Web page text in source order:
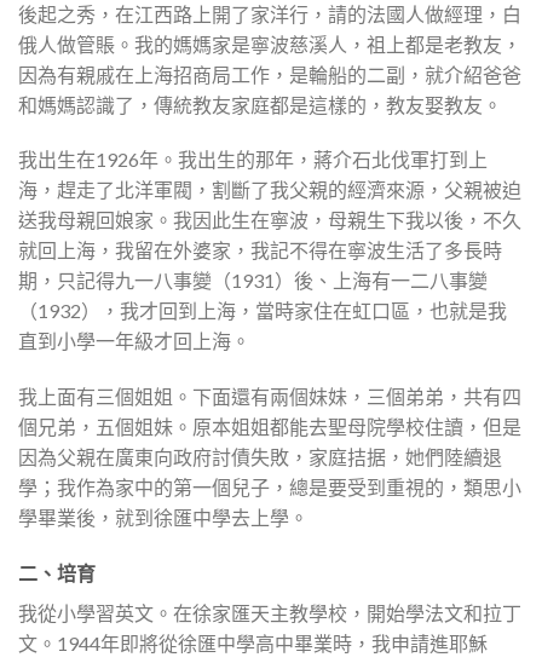
後起之秀，在江西路上開了家洋行，請的法國人做經理，白
俄人做管賬。我的媽媽家是寧波慈溪人，祖上都是老教友，
因為有親戚在上海招商局工作，是輪船的二副，就介紹爸爸
和媽媽認識了，傳統教友家庭都是這樣的，教友娶教友。
我出生在1926年。我出生的那年，蔣介石北伐軍打到上
海，趕走了北洋軍閥，割斷了我父親的經濟來源，父親被迫
送我母親回娘家。我因此生在寧波，母親生下我以後，不久
就回上海，我留在外婆家，我記不得在寧波生活了多長時
期，只記得九一八事變（1931）後、上海有一二八事變
（1932），我才回到上海，當時家住在虹口區，也就是我
直到小學一年級才回上海。
我上面有三個姐姐。下面還有兩個妹妹，三個弟弟，共有四
個兄弟，五個姐妹。原本姐姐都能去聖母院學校住讀，但是
因為父親在廣東向政府討債失敗，家庭拮据，她們陸續退
學；我作為家中的第一個兒子，總是要受到重視的，類思小
學畢業後，就到徐匯中學去上學。
二、培育
我從小學習英文。在徐家匯天主教學校，開始學法文和拉丁
文。1944年即將從徐匯中學高中畢業時，我申請進耶穌